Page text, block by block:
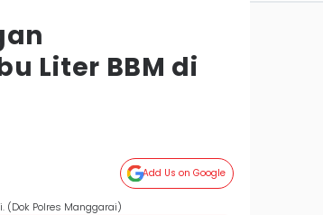
Liter BBM di
Add Us on Google
(Dok Polres Manggarai)